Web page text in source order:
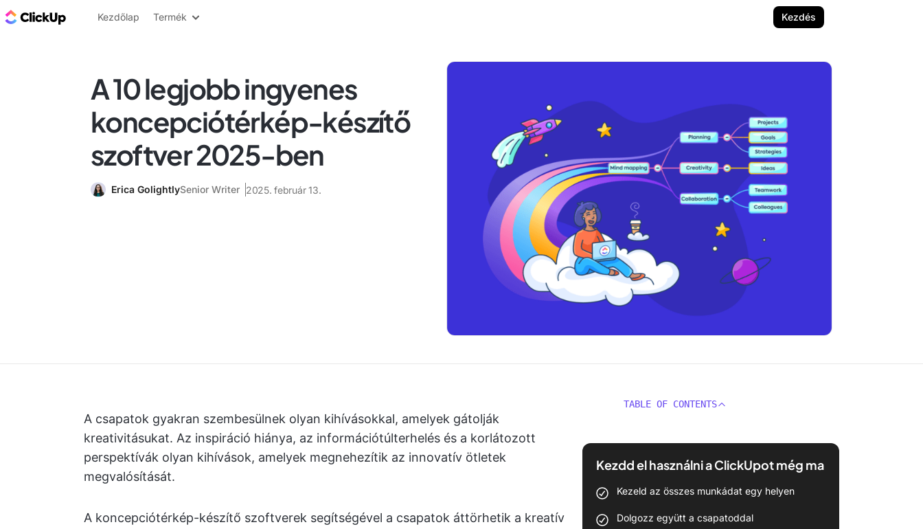
ClickUp blog
Kezdőlap Termék Kezdés
A 10 legjobb ingyenes
koncepciótérkép-készítő
szoftver 2025-ben
Erica GolightlySenior Writer 2025. február 13.
A csapatok gyakran szembesülnek olyan kihívásokkal, amelyek gátolják
kreativitásukat. Az inspiráció hiánya, az információtúlterhelés és a korlátozott
perspektívák olyan kihívások, amelyek megnehezítik az innovatív ötletek
megvalósítását.
A koncepciótérkép-készítő szoftverek segítségével a csapatok áttörhetik a kreatív
TABLE OF CONTENTS
Kezdd el használni a ClickUpot még ma
Kezeld az összes munkádat egy helyen
Dolgozz együtt a csapatoddal